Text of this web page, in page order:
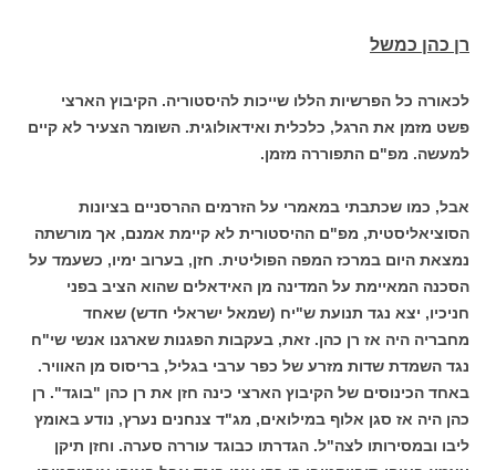
רן כהן כמשל
לכאורה כל הפרשיות הללו שייכות להיסטוריה. הקיבוץ הארצי
פשט מזמן את הרגל, כלכלית ואידאולוגית. השומר הצעיר לא קיים
למעשה. מפ"ם התפוררה מזמן.
אבל, כמו שכתבתי במאמרי על הזרמים ההרסניים בציונות
הסוציאליסטית, מפ"ם ההיסטורית לא קיימת אמנם, אך מורשתה
נמצאת היום במרכז המפה הפוליטית. חזן, בערוב ימיו, כשעמד על
הסכנה המאיימת על המדינה מן האידאלים שהוא הציב בפני
חניכיו, יצא נגד תנועת ש"יח (שמאל ישראלי חדש) שאחד
מחבריה היה אז רן כהן. זאת, בעקבות הפגנות שארגנו אנשי שי"ח
נגד השמדת שדות מזרע של כפר ערבי בגליל, בריסוס מן האוויר.
באחד הכינוסים של הקיבוץ הארצי כינה חזן את רן כהן "בוגד". רן
כהן היה אז סגן אלוף במילואים, מג"ד צנחנים נערץ, נודע באומץ
ליבו ובמסירותו לצה"ל. הגדרתו כבוגד עוררה סערה. וחזן תיקן